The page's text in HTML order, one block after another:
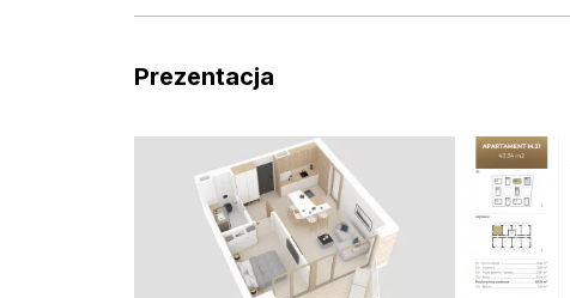
Prezentacja